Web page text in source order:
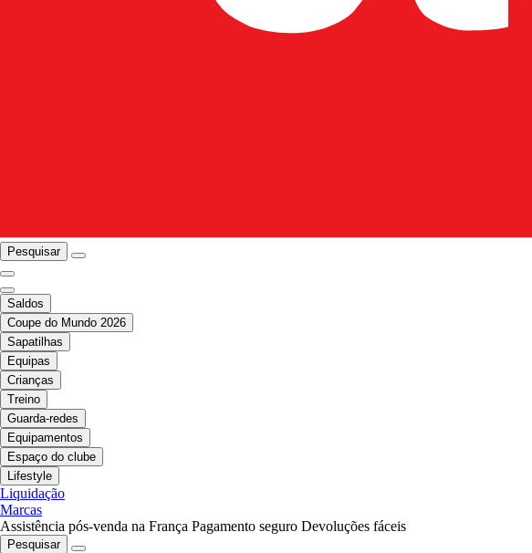
Pesquisar
Saldos
Coupe do Mundo 2026
Sapatilhas
Equipas
Crianças
Treino
Guarda-redes
Equipamentos
Espaço do clube
Lifestyle
Liquidação
Marcas
Assistência pós-venda na França Pagamento seguro Devoluções fáceis
Pesquisar